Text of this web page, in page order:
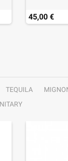
45,00 €
TEQUILA